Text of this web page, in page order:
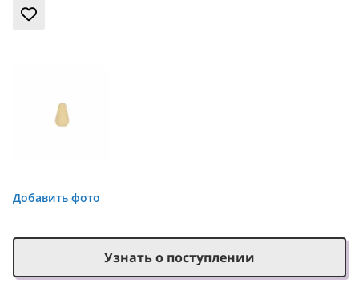
Добавить фото
Узнать о поступлении